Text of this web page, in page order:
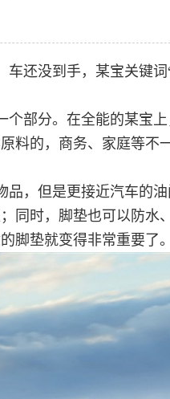
车还没到手，某宝关键
个部分。在全能的某宝
料的，商务、家庭等不
品，但是更接近汽车的
同时，脚垫也可以防水
脚垫就变得非常重要了。